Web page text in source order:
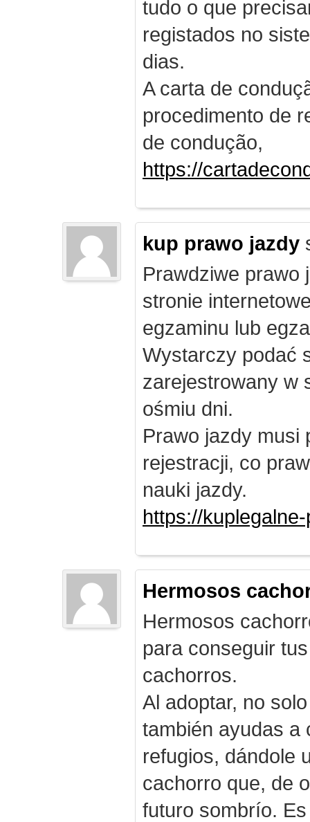
tudo o que
registados no
dias.
A carta de
procedimento de
de condução,
https://
kup prawo jazdy
Prawdziwe prawo
stronie
egzaminu lub
Wystarczy podać
zarejestrowany w
ośmiu dni.
Prawo jazdy musi
rejestracji, co
nauki jazdy.
https://
Hermosos
Hermosos
para conseguir
cachorros.
Al adoptar, no
también ayudas a
refugios, dándole
cachorro que, de
futuro sombrío.